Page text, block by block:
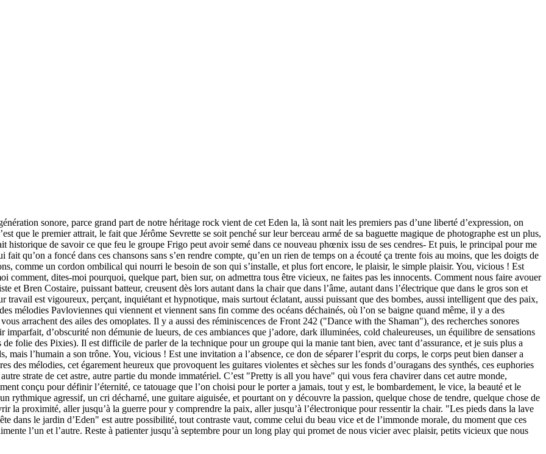
sonore, parce grand part de notre héritage rock vient de cet Eden la, là sont nait les premiers pas d’une liberté d’expression, on
que le premier attrait, le fait que Jérôme Sevrette se soit penché sur leur berceau armé de sa baguette magique de photographe est un plus,
historique de savoir ce que feu le groupe Frigo peut avoir semé dans ce nouveau phœnix issu de ses cendres- Et puis, le principal pour me
qu’on a foncé dans ces chansons sans s’en rendre compte, qu’en un rien de temps on a écouté ça trente fois au moins, que les doigts de
comme un cordon ombilical qui nourri le besoin de son qui s’installe, et plus fort encore, le plaisir, le simple plaisir. You, vicious ! Est
dites-moi pourquoi, quelque part, bien sur, on admettra tous être vicieux, ne faites pas les innocents. Comment nous faire avouer
Bren Costaire, puissant batteur, creusent dès lors autant dans la chair que dans l’âme, autant dans l’électrique que dans le gros son et
travail est vigoureux, perçant, inquiétant et hypnotique, mais surtout éclatant, aussi puissant que des bombes, aussi intelligent que des paix,
mélodies Pavloviennes qui viennent et viennent sans fin comme des océans déchainés, où l’on se baigne quand même, il y a des
arrachent des ailes des omoplates. Il y a aussi des réminiscences de Front 242 ("Dance with the Shaman"), des recherches sonores
d’obscurité non démunie de lueurs, de ces ambiances que j’adore, dark illuminées, cold chaleureuses, un équilibre de sensations
folie des Pixies). Il est difficile de parler de la technique pour un groupe qui la manie tant bien, avec tant d’assurance, et je suis plus a
mais l’humain a son trône. You, vicious ! Est une invitation a l’absence, ce don de séparer l’esprit du corps, le corps peut bien danser a
des mélodies, cet égarement heureux que provoquent les guitares violentes et sèches sur les fonds d’ouragans des synthés, ces euphories
strate de cet astre, autre partie du monde immatériel. C’est "Pretty is all you have" qui vous fera chavirer dans cet autre monde,
conçu pour définir l’éternité, ce tatouage que l’on choisi pour le porter a jamais, tout y est, le bombardement, le vice, la beauté et le
rythmique agressif, un cri décharné, une guitare aiguisée, et pourtant on y découvre la passion, quelque chose de tendre, quelque chose de
la proximité, aller jusqu’à la guerre pour y comprendre la paix, aller jusqu’à l’électronique pour ressentir la chair. "Les pieds dans la lave
dans le jardin d’Eden" est autre possibilité, tout contraste vaut, comme celui du beau vice et de l’immonde morale, du moment que ces
l’un et l’autre. Reste à patienter jusqu’à septembre pour un long play qui promet de nous vicier avec plaisir, petits vicieux que nous